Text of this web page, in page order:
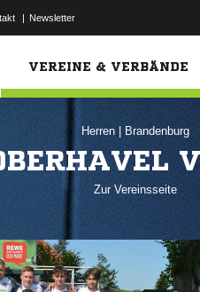
| Newsletter
VEREINE & VERBÄNDE
Herren Brandenburg
Zur Vereinsseite